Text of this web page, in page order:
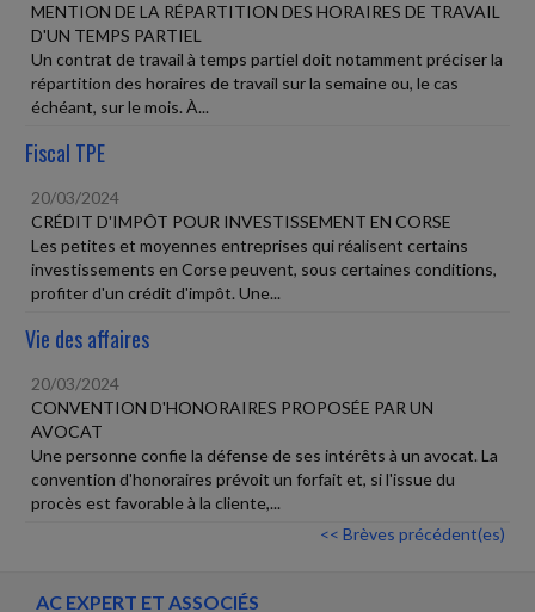
MENTION DE LA RÉPARTITION DES HORAIRES DE TRAVAIL
D'UN TEMPS PARTIEL
Un contrat de travail à temps partiel doit notamment préciser la
répartition des horaires de travail sur la semaine ou, le cas
échéant, sur le mois. À...
Fiscal TPE
20/03/2024
CRÉDIT D'IMPÔT POUR INVESTISSEMENT EN CORSE
Les petites et moyennes entreprises qui réalisent certains
investissements en Corse peuvent, sous certaines conditions,
profiter d'un crédit d'impôt. Une...
Vie des affaires
20/03/2024
CONVENTION D'HONORAIRES PROPOSÉE PAR UN
AVOCAT
Une personne confie la défense de ses intérêts à un avocat. La
convention d'honoraires prévoit un forfait et, si l'issue du
procès est favorable à la cliente,...
<< Brèves précédent(es)
AC EXPERT ET ASSOCIÉS